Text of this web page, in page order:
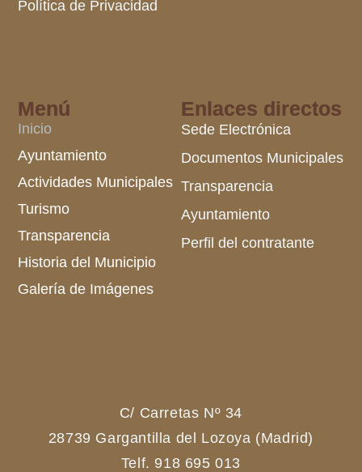
C/ Carretas Nº 34
28739 Gargantilla del Lozoya (Madrid)
Telf. 918 695 013
Enlaces directos
Sede Electrónica
Documentos Municipales
Transparencia
Ayuntamiento
Perfil del contratante
Menú
Inicio
Ayuntamiento
Actividades Municipales
Turismo
Transparencia
Historia del Municipio
Galería de Imágenes
Política de Privacidad